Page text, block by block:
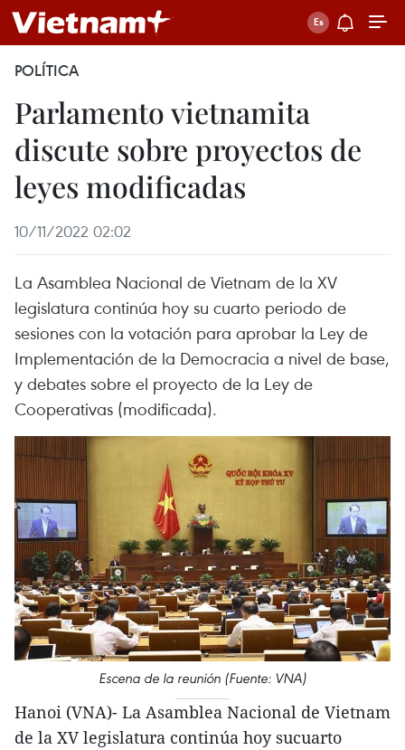
POLÍTICA
Parlamento vietnamita
discute sobre proyectos de
leyes modificadas
10/11/2022 02:02
La Asamblea Nacional de Vietnam de la XV
legislatura continúa hoy su cuarto periodo de
sesiones con la votación para aprobar la Ley de
Implementación de la Democracia a nivel de base,
y debates sobre el proyecto de la Ley de
Cooperativas (modificada).
Escena de la reunión (Fuente: VNA)
Hanoi (VNA)- La Asamblea Nacional de Vietnam
de la XV legislatura continúa hoy sucuarto